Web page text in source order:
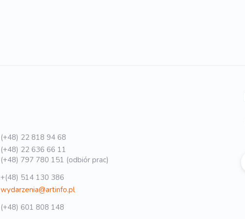
(+48) 22 818 94 68
(+48) 22 636 66 11
(+48) 797 780 151 (odbiór prac)
+(48) 514 130 386
wydarzenia@artinfo.pl
(+48) 601 808 148